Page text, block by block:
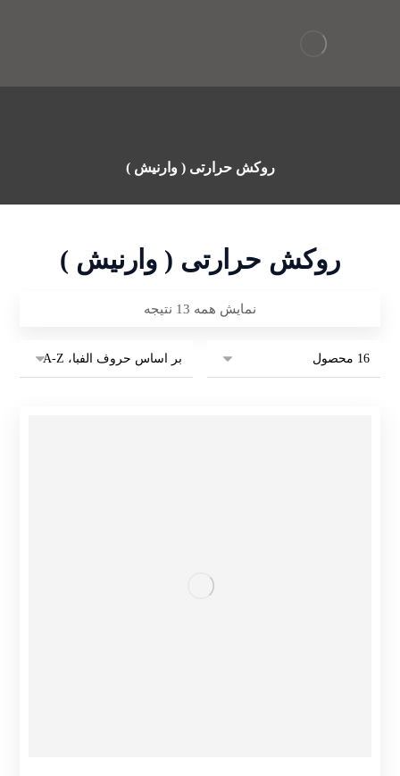
روکش حرارتی ( وارنیش )
روکش حرارتی ( وارنیش )
نمایش همه 13 نتیجه